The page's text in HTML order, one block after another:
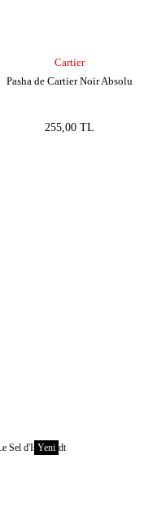
Cartier
Pasha de Cartier Noir Absolu
255,00 TL
Yeni